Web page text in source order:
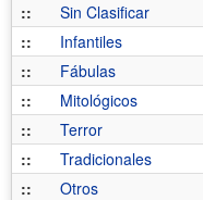
::
Sin Clasificar
::
Infantiles
::
Fábulas
::
Mitológicos
::
Terror
::
Tradicionales
::
Otros